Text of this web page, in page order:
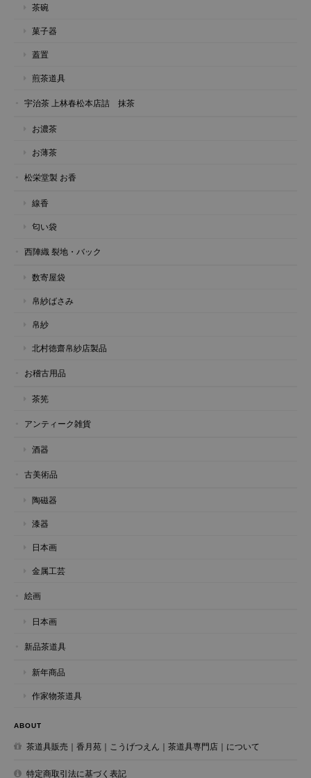
茶碗
菓子器
蓋置
煎茶道具
宇治茶 上林春松本店詰 抹茶
お濃茶
お薄茶
松栄堂製 お香
線香
匂い袋
西陣織 裂地・バック
数寄屋袋
帛紗ばさみ
帛紗
北村徳齋帛紗店製品
お稽古用品
茶筅
アンティーク雑貨
酒器
古美術品
陶磁器
漆器
日本画
金属工芸
絵画
日本画
新品茶道具
新年商品
作家物茶道具
ABOUT
茶道具販売｜香月苑｜こうげつえん｜茶道具専門店｜について
特定商取引法に基づく表記